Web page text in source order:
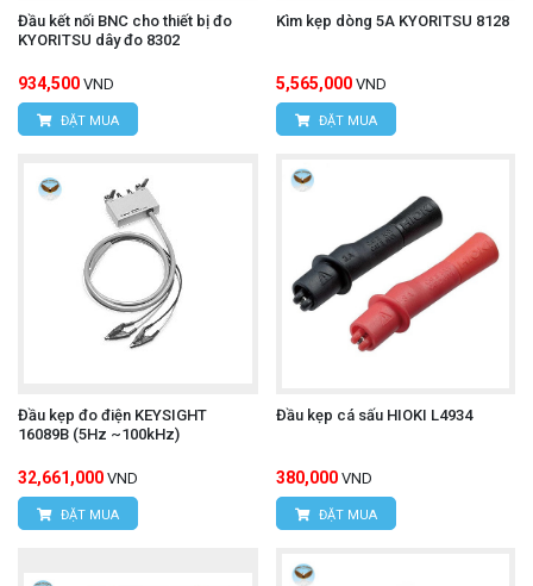
Email:vantien2307@gmail.com
Website:
www.hungnguyentech.vn
Xem thêm:
Máy đo điện trở cách điện UNI-T
UT502A
Đầu kết nối BNC cho thiết bị đo
KYORITSU dây đo 8302
934,500 VND
ĐẶT MUA
Kìm kẹp dòng 5A KYORITSU 8128
5,565,000 VND
ĐẶT MUA
Đầu kẹp đo điện KEYSIGHT
16089B (5Hz ~100kHz)
32,661,000 VND
ĐẶT MUA
Đầu kẹp cá sấu HIOKI L4934
380,000 VND
ĐẶT MUA